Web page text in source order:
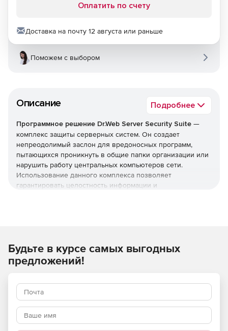
Описание Подробнее
Программное решение Dr.Web Server Security Suite —
комплекс защиты серверных систем. Он создает
непреодолимый заслон для вредоносных программ,
пытающихся проникнуть в общие папки организации или
нарушить работу центральных компьютеров сети.
Использование данного комплекса позволяет
гарантировать целостность информации и
05 Добыча угля
06 Добыча нефти и природного газа
08.99.32 Добыча алмазов
Оплатить по счету
Доставка на почту 12 августа или раньше
Поможем с выбором
Будьте в курсе самых выгодных
предложений!